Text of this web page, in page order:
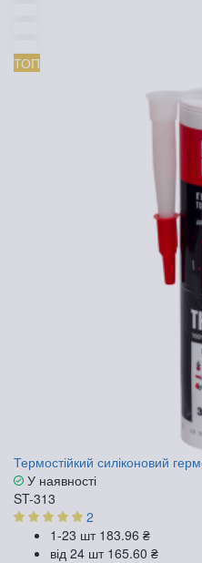
ТОП
Термостійкий силіконовий
У наявності
ST-313
2
1-23 шт 183.96 ₴
від 24 шт 165.60 ₴